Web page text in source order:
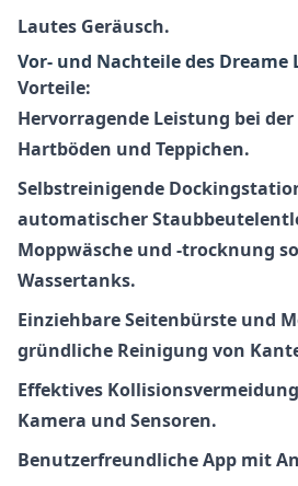
Lautes Geräusch.
Vor- und Nachteile des Dreame
Vorteile:
Hervorragende Leistung bei
Hartböden und Teppichen.
Selbstreinigende
automatischer
Moppwäsche und -trocknung
Wassertanks.
Einziehbare Seitenbürste und
gründliche Reinigung von
Effektives
Kamera und Sensoren.
Benutzerfreundliche App mit